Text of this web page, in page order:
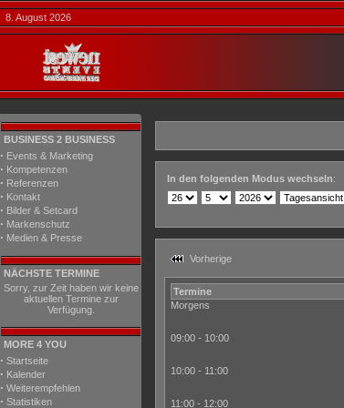
8. August 2026
BUSINESS 2 BUSINESS
· Events & Marketing
· Kompetenzen
· Referenzen
· Kontakt
· Bilder & Setcard
· Markenschutz
· Medien & Presse
NÄCHSTE TERMINE
Sorry, zur Zeit haben wir keine
aktuellen Termine zur
Verfügung.
MORE 4 YOU
· Startseite
· Kalender
· Weiterempfehlen
· Statistiken
In den folgenden Modus wechseln:
Vorherige
Termine
Morgens
09:00 - 10:00
10:00 - 11:00
11:00 - 12:00